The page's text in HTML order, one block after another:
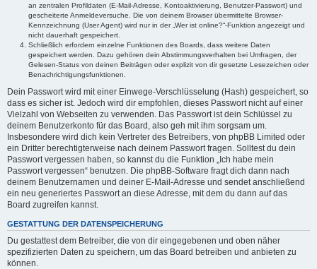
an zentralen Profildaten (E-Mail-Adresse, Kontoaktivierung, Benutzer-Passwort) und
gescheiterte Anmeldeversuche. Die von deinem Browser übermittelte Browser-
Kennzeichnung (User Agent) wird nur in der „Wer ist online?“-Funktion angezeigt und
nicht dauerhaft gespeichert.
Schließlich erfordern einzelne Funktionen des Boards, dass weitere Daten
gespeichert werden. Dazu gehören dein Abstimmungsverhalten bei Umfragen, der
Gelesen-Status von deinen Beiträgen oder explizit von dir gesetzte Lesezeichen oder
Benachrichtigungsfunktionen.
Dein Passwort wird mit einer Einwege-Verschlüsselung (Hash) gespeichert, so
dass es sicher ist. Jedoch wird dir empfohlen, dieses Passwort nicht auf einer
Vielzahl von Webseiten zu verwenden. Das Passwort ist dein Schlüssel zu
deinem Benutzerkonto für das Board, also geh mit ihm sorgsam um.
Insbesondere wird dich kein Vertreter des Betreibers, von phpBB Limited oder
ein Dritter berechtigterweise nach deinem Passwort fragen. Solltest du dein
Passwort vergessen haben, so kannst du die Funktion „Ich habe mein
Passwort vergessen“ benutzen. Die phpBB-Software fragt dich dann nach
deinem Benutzernamen und deiner E-Mail-Adresse und sendet anschließend
ein neu generiertes Passwort an diese Adresse, mit dem du dann auf das
Board zugreifen kannst.
GESTATTUNG DER DATENSPEICHERUNG
Du gestattest dem Betreiber, die von dir eingegebenen und oben näher
spezifizierten Daten zu speichern, um das Board betreiben und anbieten zu
können.